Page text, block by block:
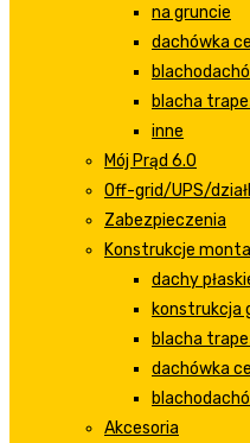
na gruncie
dachówka
blacha
inne
Mój Prąd 6.0
Off-grid/UPS/
Zabezpieczenia
Konstrukcje
dachy
konstrukcja
blacha
dachówka
Akcesoria